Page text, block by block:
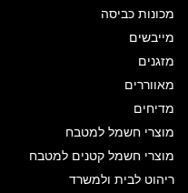
מכונות כביסה
מייבשים
מזגנים
מאווררים
מדיחים
מוצרי חשמל למטבח
מוצרי חשמל קטנים למטבח
ריהוט לבית ולמשרד